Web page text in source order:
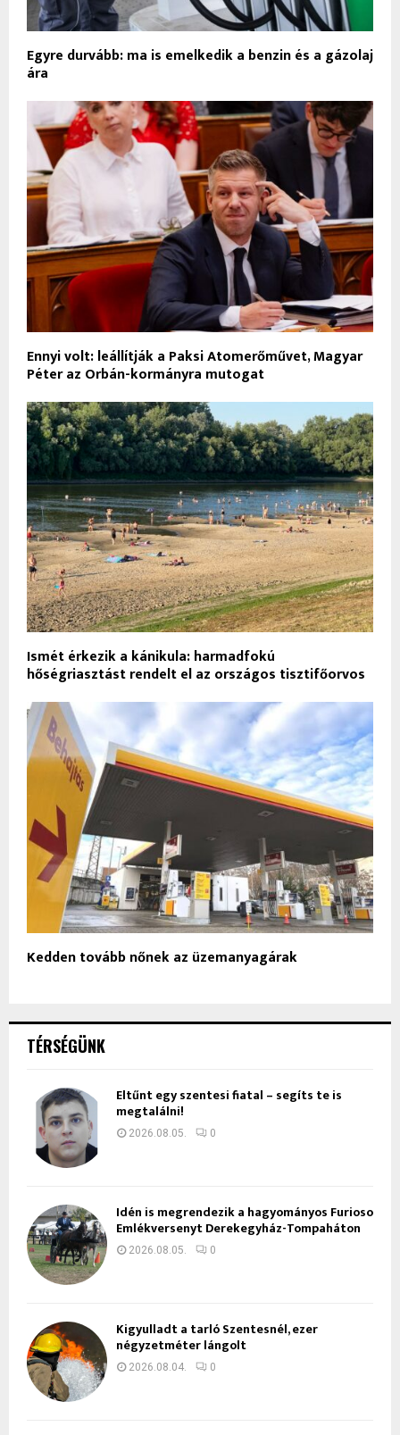
Egyre durvább: ma is emelkedik a benzin és a gázolaj
ára
Ennyi volt: leállítják a Paksi Atomerőművet, Magyar
Péter az Orbán-kormányra mutogat
Ismét érkezik a kánikula: harmadfokú
hőségriasztást rendelt el az országos tisztifőorvos
Kedden tovább nőnek az üzemanyagárak
TÉRSÉGÜNK
Eltűnt egy szentesi fiatal – segíts te is
megtalálni!
2026.08.05. 0
Idén is megrendezik a hagyományos Furioso
Emlékversenyt Derekegyház-Tompaháton
2026.08.05. 0
Kigyulladt a tarló Szentesnél, ezer
négyzetméter lángolt
2026.08.04. 0